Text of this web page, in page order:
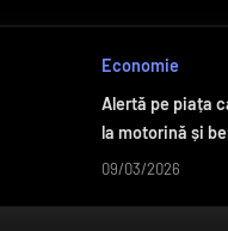
Economie
Alertă pe piața
la motorină și
09/03/2026